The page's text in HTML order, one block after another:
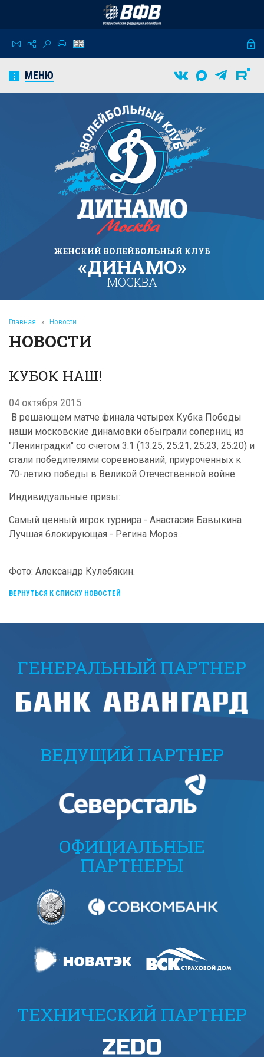
МЕНЮ
ЖЕНСКИЙ ВОЛЕЙБОЛЬНЫЙ КЛУБ
«ДИНАМО»
МОСКВА
Главная » Новости
НОВОСТИ
КУБОК НАШ!
04 октября 2015
В решающем матче финала четырех Кубка Победы
наши московские динамовки обыграли соперниц из
"Ленинградки" со счетом 3:1 (13:25, 25:21, 25:23, 25:20) и
стали победителями соревнований, приуроченных к
70-летию победы в Великой Отечественной войне.
Индивидуальные призы:
Самый ценный игрок турнира - Анастасия Бавыкина
Лучшая блокирующая - Регина Мороз.
Фото: Александр Кулебякин.
ВЕРНУТЬСЯ К СПИСКУ НОВОСТЕЙ
ГЕНЕРАЛЬНЫЙ ПАРТНЕР
ВЕДУЩИЙ ПАРТНЕР
ОФИЦИАЛЬНЫЕ
ПАРТНЕРЫ
ТЕХНИЧЕСКИЙ ПАРТНЕР